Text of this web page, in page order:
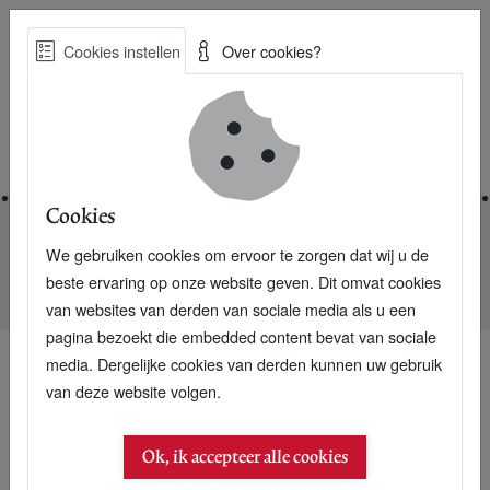
Skip
Best Practices voor een duurzame toekomst
Nieuwsarchief
Arabieren gaan schoner vliegen met Shell diesel
10 mei 2007
Arabieren gaan schoner
Cookies instellen Over cookies?
Cookies
We gebruiken cookies om ervoor te zorgen dat wij u de
beste ervaring op onze website geven. Dit omvat cookies
van websites van derden van sociale media als u een
pagina bezoekt die embedded content bevat van sociale
media. Dergelijke cookies van derden kunnen uw gebruik
van deze website volgen.
Ok, ik accepteer alle cookies